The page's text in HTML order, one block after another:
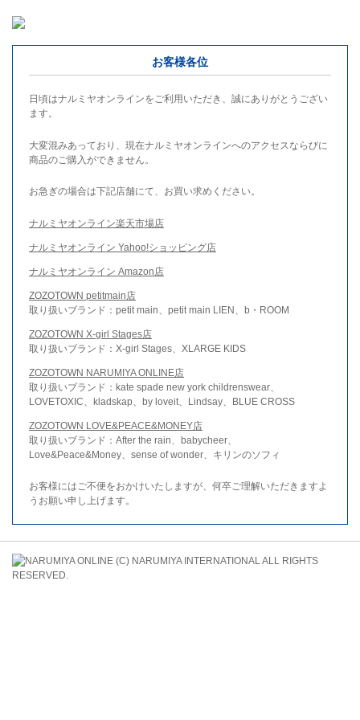
お客様各位
日頃はナルミヤオンラインをご利用いただき、誠にありがとうござい
ます。
大変混みあっており、現在ナルミヤオンラインへのアクセスならびに
商品のご購入ができません。
お急ぎの場合は下記店舗にて、お買い求めください。
ナルミヤオンライン楽天市場店
ナルミヤオンライン Yahoo!ショッピング店
ナルミヤオンライン Amazon店
ZOZOTOWN petitmain店
取り扱いブランド：petit main、petit main LIEN、b・ROOM
ZOZOTOWN X-girl Stages店
取り扱いブランド：X-girl Stages、XLARGE KIDS
ZOZOTOWN NARUMIYA ONLINE店
取り扱いブランド：kate spade new york childrenswear、
LOVETOXIC、kladskap、by loveit、Lindsay、BLUE CROSS
ZOZOTOWN LOVE&PEACE&MONEY店
取り扱いブランド：After the rain、babycheer、
Love&Peace&Money、sense of wonder、キリンのソフィ
お客様にはご不便をおかけいたしますが、何卒ご理解いただきますよ
うお願い申し上げます。